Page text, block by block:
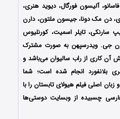
آلیسون فورگال، دیوید هنری،
دن مک دونا، جیسون ملتون، دارن
سارنکی، تایلر اسمیت، کورنلیوس
جی. ویدرسپهن به صورت مشترک
آن کاری از راب سالیوان می‌باشد و
بلانفورد انجام شده است؛ شما
اصلی فیلم هیولای تابستان را با
چسبیده از وبسایت دوستی‌ها